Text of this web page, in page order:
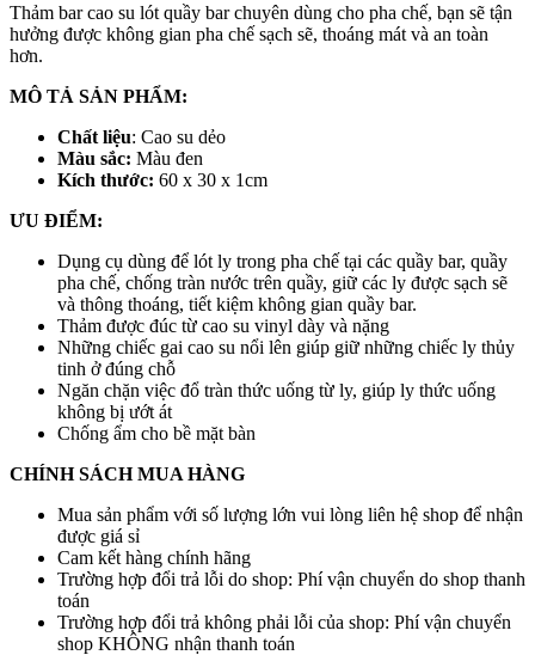
Thảm bar cao su lót quầy bar chuyên dùng cho pha chế, bạn sẽ tận
hưởng được không gian pha chế sạch sẽ, thoáng mát và an toàn
hơn.
MÔ TẢ SẢN PHẨM:
Chất liệu: Cao su dẻo
Màu sắc: Màu đen
Kích thước: 60 x 30 x 1cm
ƯU ĐIỂM:
Dụng cụ dùng để lót ly trong pha chế tại các quầy bar, quầy
pha chế, chống tràn nước trên quầy, giữ các ly được sạch sẽ
và thông thoáng, tiết kiệm không gian quầy bar.
Thảm được đúc từ cao su vinyl dày và nặng
Những chiếc gai cao su nổi lên giúp giữ những chiếc ly thủy
tinh ở đúng chỗ
Ngăn chặn việc đổ tràn thức uống từ ly, giúp ly thức uống
không bị ướt át
Chống ẩm cho bề mặt bàn
CHÍNH SÁCH MUA HÀNG
Mua sản phẩm với số lượng lớn vui lòng liên hệ shop để nhận
được giá sỉ
Cam kết hàng chính hãng
Trường hợp đổi trả lỗi do shop: Phí vận chuyển do shop thanh
toán
Trường hợp đổi trả không phải lỗi của shop: Phí vận chuyển
shop KHÔNG nhận thanh toán